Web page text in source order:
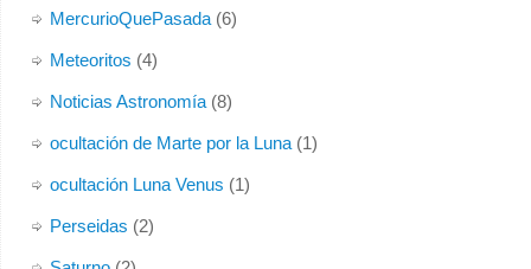
MercurioQuePasada(6)
Meteoritos (4)
Noticias Astronomía(8)
ocultación de Marte por la Luna(1)
ocultación Luna Venus (1)
Perseidas (2)